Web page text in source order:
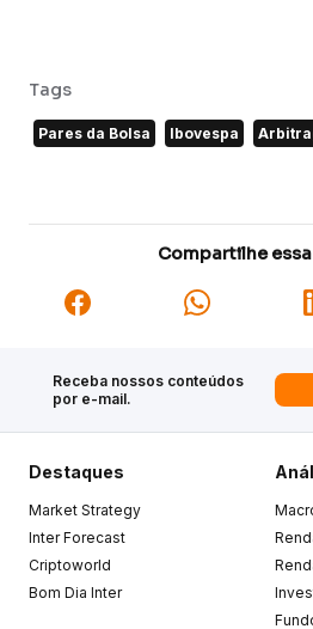
Tags
Pares da Bolsa Ibovespa
Compartilhe
Receba nossos conteúdos
por e-mail.
Destaques
Market Strategy
Inter Forecast
Criptoworld
Bom Dia Inter